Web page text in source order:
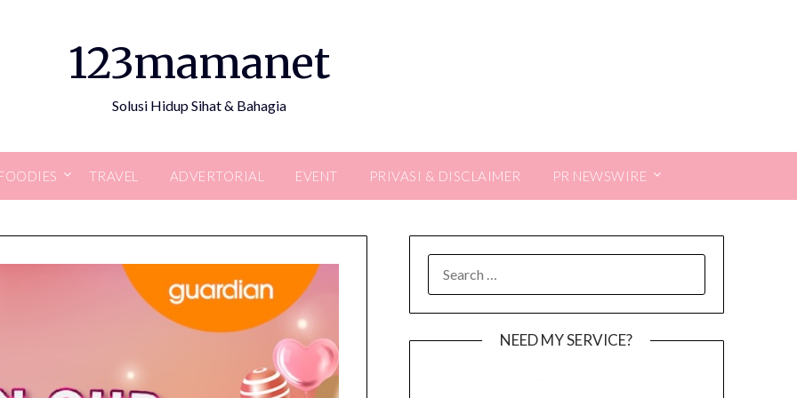
123mamanet
Solusi Hidup Sihat & Bahagia
TRAVEL ADVERTORIAL EVENT PRIVASI & DISCLAIMER PR NEWSWIRE
FOR:
NEED MY SERVICE?